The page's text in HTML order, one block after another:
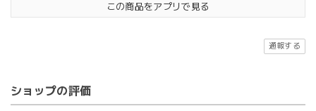
この商品をアプリで見る
通報する
ショップの評価